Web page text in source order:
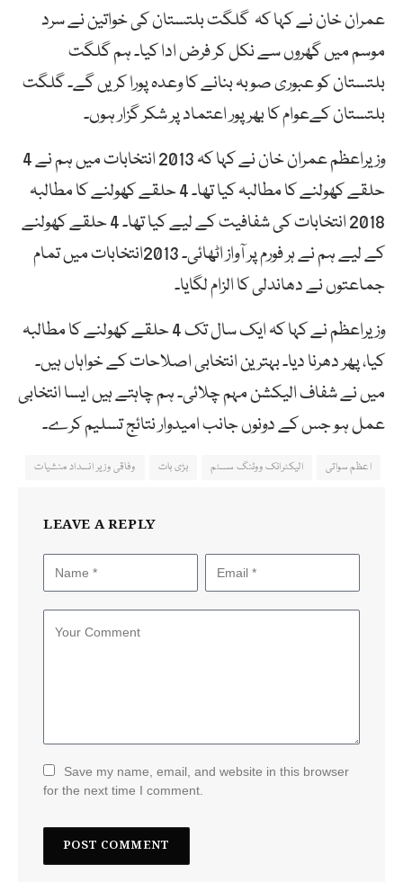
عمران خان نے کہا کہ گلگت بلتستان کی خواتین نے سرد
موسم میں گھروں سے نکل کر فرض ادا کیا۔ ہم گلگت
بلتستان کو عبوری صوبہ بنانے کا وعدہ پورا کریں گے۔ گلگت
بلتستان کےعوام کا بھر پور اعتماد پر شکر گزار ہوں۔
وزیراعظم عمران خان نے کہا کہ 2013 انتخابات میں ہم نے 4
حلقے کھولنے کا مطالبہ کیا تھا۔ 4 حلقے کھولنے کا مطالبہ
2018 انتخابات کی شفافیت کے لیے کیا تھا۔ 4 حلقے کھولنے
کے لیے ہم نے ہر فورم پر آواز اٹھائی۔ 2013انتخابات میں تمام
جماعتوں نے دھاندلی کا الزام لگایا۔
وزیراعظم نے کہا کہ ایک سال تک 4 حلقے کھولنے کا مطالبہ
کیا، پھر دھرنا دیا۔ بہترین انتخابی اصلاحات کے خواہاں ہیں۔
میں نے شفاف الیکشن مہم چلائی۔ ہم چاہتے ہیں ایسا انتخابی
عمل ہو جس کے دونوں جانب امیدوار نتائج تسلیم کرے۔
اعظم سواتی الیکٹرانک ووٹنگ سسٹم بڑی بات وفاقی وزیر انسداد منشیات
LEAVE A REPLY
Save my name, email, and website in this browser
for the next time I comment.